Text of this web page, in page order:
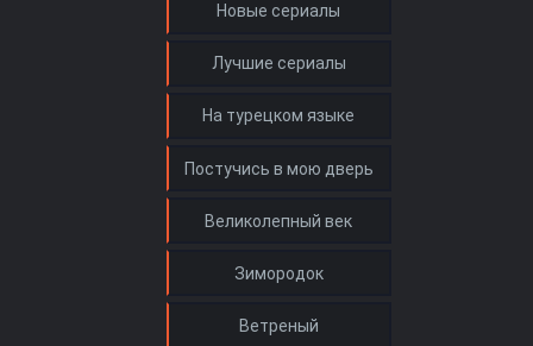
Новые сериалы
Лучшие сериалы
На турецком языке